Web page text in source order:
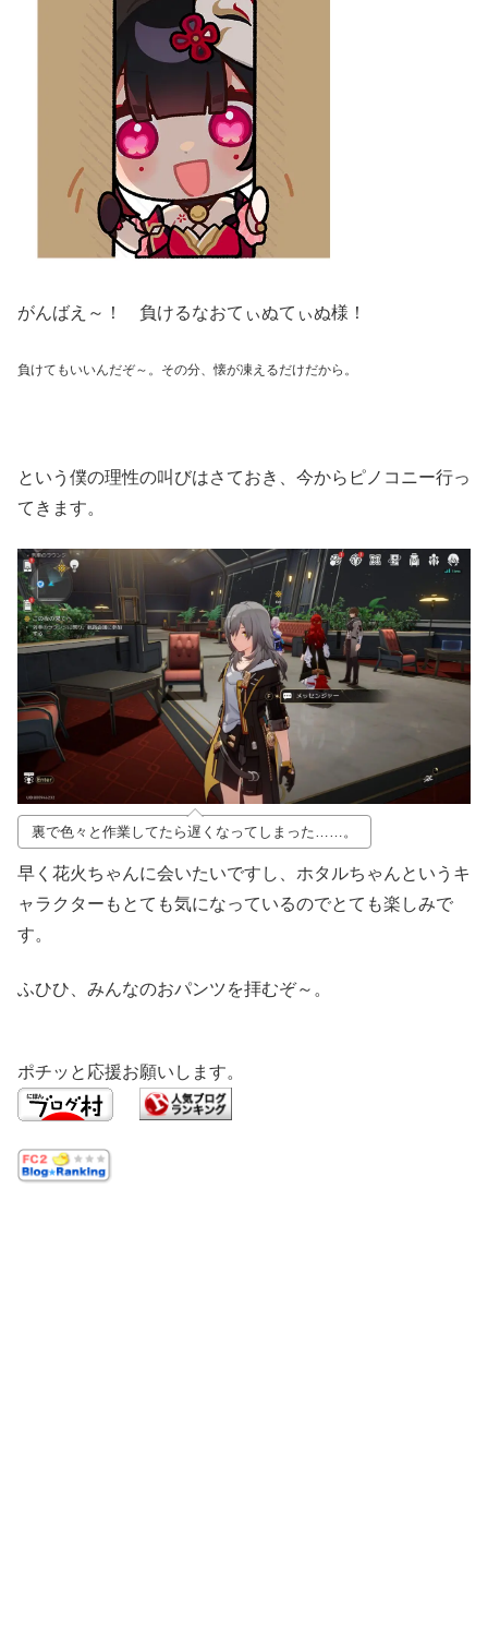
がんばえ～！ 負けるなおてぃぬてぃぬ様！
負けてもいいんだぞ～。その分、懐が凍えるだけだから。
という僕の理性の叫びはさておき、今からピノコニー行っ
てきます。
裏で色々と作業してたら遅くなってしまった……。
早く花火ちゃんに会いたいですし、ホタルちゃんというキ
ャラクターもとても気になっているのでとても楽しみで
す。
ふひひ、みんなのおパンツを拝むぞ～。
ポチッと応援お願いします。